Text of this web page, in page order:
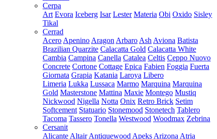
Cerpa
Art Evora Iceberg Isar Lester Materia Obi Oxido Sisley
Tikal
Cerrad
Acero Apenino Aragon Arbaro Ash Aviona Batista
Brazilian Quarzite Calacatta Gold Calacatta White
Cambia Campina Canella Catalea Celtis Ceppo Nuovo
Concrete Cortone Cottage Epica Fabien Foggia Fuerta
Giornata Grapia Katania Laroya Libero
Limeria Lukka Lussaca Marmo Marquina Marquina
Gold Masterstone Mattina Maxie Montego Mustiq
Nickwood Nigella Notta Onix Retro Brick Setim
Softcement Statuario Stonemood Stonetech Tablero
Tacoma Tassero Tonella Westwood Woodmax Zebrina
Cersanit
Alicante Altair Antiquewood Apeks Arizona Atria